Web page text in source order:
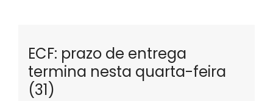
ECF: prazo de entrega
termina nesta quarta-feira
(31)